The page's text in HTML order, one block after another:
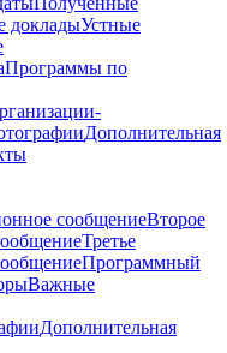
докладыУстные
Программы по
Дополнительная
сообщениеВторое
Третье
Программный
Важные
Дополнительная